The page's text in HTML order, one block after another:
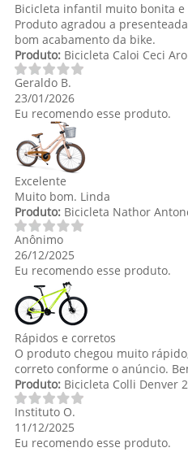
Bicicleta infantil muito bonita
Produto agradou a
bom acabamento da bike.
Produto:Bicicleta Caloi Ceci
Geraldo B.
23/01/2026
Eu recomendo esse produto.
Excelente
Muito bom. Linda
Produto:Bicicleta Nathor
Anônimo
26/12/2025
Eu recomendo esse produto.
Rápidos e corretos
O produto chegou muito
correto conforme o anúncio.
Produto:Bicicleta Colli Denver
Instituto O.
11/12/2025
Eu recomendo esse produto.